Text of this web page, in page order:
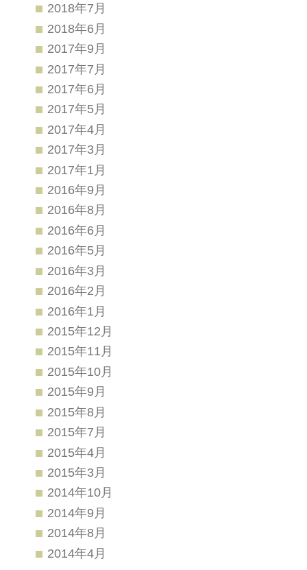
2018年7月
2018年6月
2017年9月
2017年7月
2017年6月
2017年5月
2017年4月
2017年3月
2017年1月
2016年9月
2016年8月
2016年6月
2016年5月
2016年3月
2016年2月
2016年1月
2015年12月
2015年11月
2015年10月
2015年9月
2015年8月
2015年7月
2015年4月
2015年3月
2014年10月
2014年9月
2014年8月
2014年4月